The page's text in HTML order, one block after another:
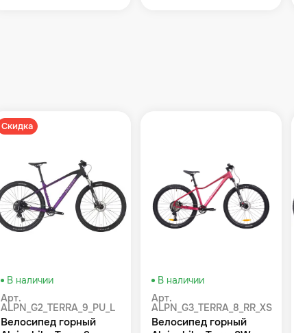
Скидка
В наличии
Арт.
ALPN_G2_TERRA_9_PU_L
Велосипед горный
В наличии
Арт.
ALPN_G3_TERRA_8_RR_XS
Велосипед горный